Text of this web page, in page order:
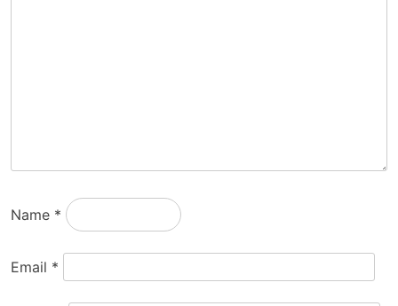
Name *
Email *